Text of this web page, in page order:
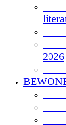
-
-
-
2026
-
-
-
-